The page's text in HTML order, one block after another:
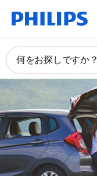
何をお探しですか？